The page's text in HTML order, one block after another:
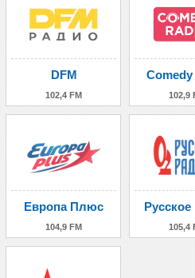
DFM
102,4 FM 102,9
Европа Плюс
104,9 FM 105,4